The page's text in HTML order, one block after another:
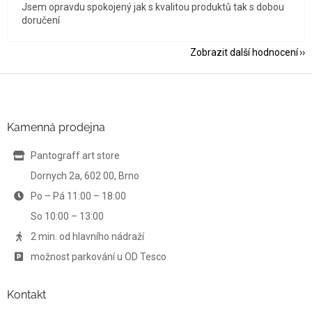
Jsem opravdu spokojený jak s kvalitou produktů tak s dobou
doručení
Zobrazit další hodnocení
Kamenná prodejna
Pantograff art store
Dornych 2a, 602 00, Brno
Po – Pá 11:00 – 18:00
So 10:00 – 13:00
2 min. od hlavního nádraží
možnost parkování u OD Tesco
Kontakt